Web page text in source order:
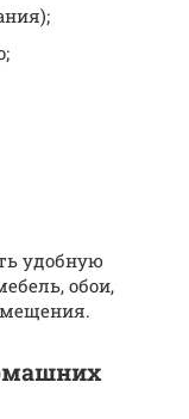
удобную
обои,